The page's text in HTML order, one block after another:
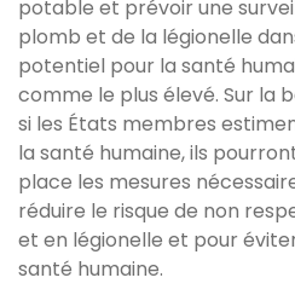
potable et prévoir une
plomb et de la légionelle
potentiel pour la santé
comme le plus élevé. Sur la
si les États membres
la santé humaine, ils
place les mesures
réduire le risque de non
et en légionelle et pour
santé humaine.